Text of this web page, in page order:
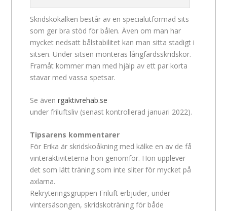
Skridskokälken består av en specialutformad sits
som ger bra stöd för bålen. Även om man har
mycket nedsatt bålstabilitet kan man sitta stadigt i
sitsen. Under sitsen monteras långfärdsskridskor.
Framåt kommer man med hjälp av ett par korta
stavar med vassa spetsar.
Se ävenrgaktivrehab.se
under friluftsliv (senast kontrollerad januari 2022).
Tipsarens kommentarer
För Erika är skridskoåkning med kälke en av de få
vinteraktiviteterna hon genomför. Hon upplever
det som lätt träning som inte sliter för mycket på
axlarna.
Rekryteringsgruppen Friluft erbjuder, under
vintersäsongen, skridskoträning för både